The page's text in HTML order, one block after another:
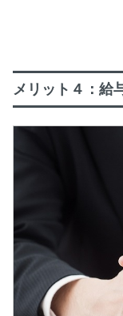
メリット４：給